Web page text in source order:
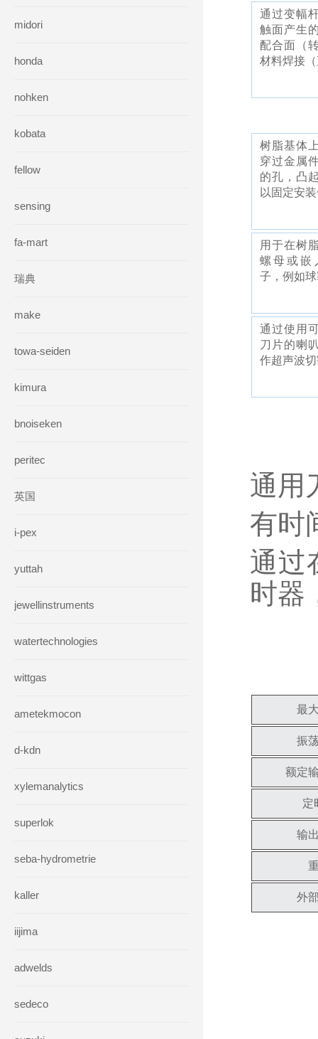
midori
honda
nohken
kobata
fellow
sensing
fa-mart
瑞典
make
towa-seiden
kimura
bnoiseken
peritec
英国
i-pex
yuttah
jewellinstruments
watertechnologies
wittgas
ametekmocon
d-kdn
xylemanalytics
superlok
seba-hydrometrie
kaller
iijima
adwelds
sedeco
通过变幅
触面产生
配合面（
材料焊接
树脂基体
穿过金属
的孔，凸
以固定安
用于在树
螺母或嵌
子，例如
通过使用
刀片的喇
作超声波
通用
有时
通过
时器
最
振
额定
定
输
外